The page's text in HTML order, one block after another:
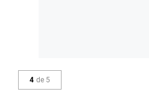
4 de 5